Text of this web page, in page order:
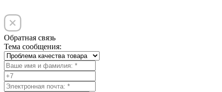
Обратная связь
Тема сообщения: